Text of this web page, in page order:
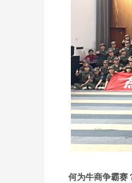
何为牛商争霸赛